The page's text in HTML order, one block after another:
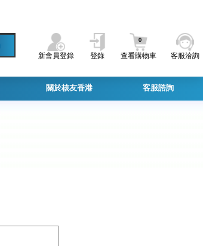
新會員登錄 登錄 查看購物車
0
客服洽詢
關於核友香港 客服諮詢